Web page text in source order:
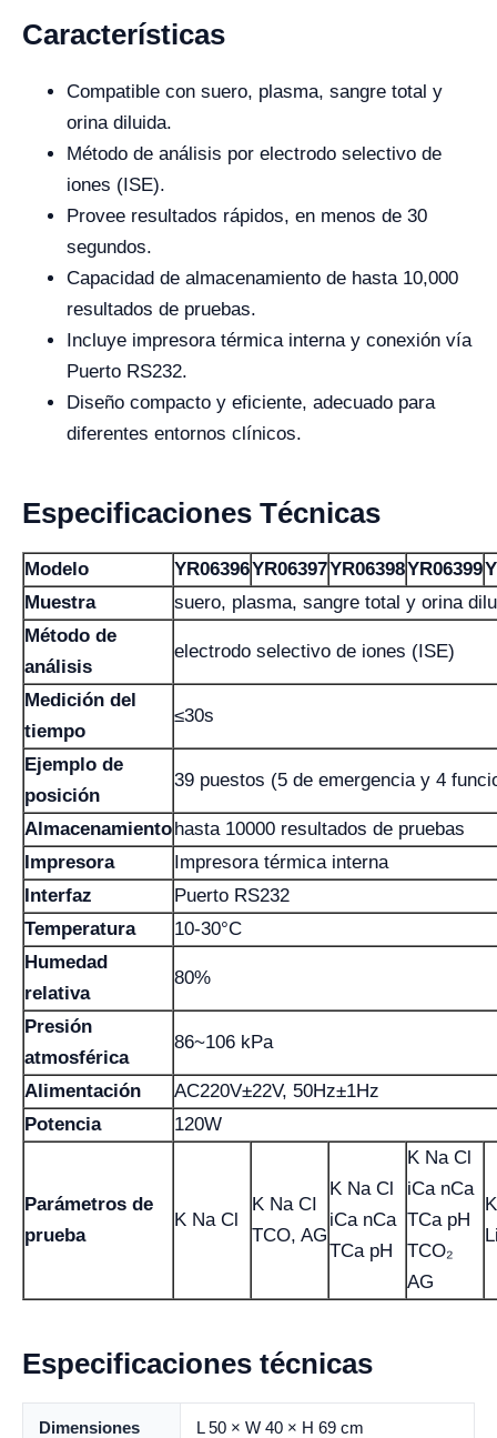
Características
Compatible con suero, plasma, sangre total y
orina diluida.
Método de análisis por electrodo selectivo de
iones (ISE).
Provee resultados rápidos, en menos de 30
segundos.
Capacidad de almacenamiento de hasta 10,000
resultados de pruebas.
Incluye impresora térmica interna y conexión vía
Puerto RS232.
Diseño compacto y eficiente, adecuado para
diferentes entornos clínicos.
Especificaciones Técnicas
Modelo YR06396YR06397YR06398YR06399
Muestra
suero, plasma, sangre total y orina
Método de
análisis
electrodo selectivo de iones (ISE)
Medición del
tiempo
≤30s
Ejemplo de
posición
39 puestos (5 de emergencia y 4
Almacenamientohasta 10000 resultados de pruebas
Impresora
Impresora térmica interna
Interfaz
Puerto RS232
Temperatura
10-30°C
Humedad
relativa
80%
Presión
atmosférica
86~106 kPa
Alimentación
AC220V±22V, 50Hz±1Hz
Potencia
120W
Parámetros de
prueba
K Na Cl
K Na CI
TCO, AG
K Na Cl
iCa nCa
TCa pH
K Na Cl
iCa nCa
TCa pH
TCO₂
AG
Especificaciones técnicas
Dimensiones L 50 × W 40 × H 69 cm